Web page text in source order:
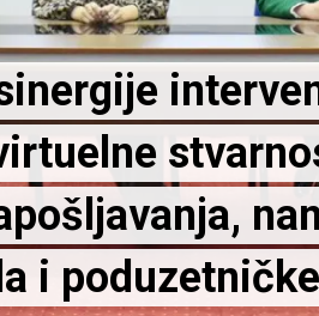
NAUKA JUL 09
CYBERFORT
održan u